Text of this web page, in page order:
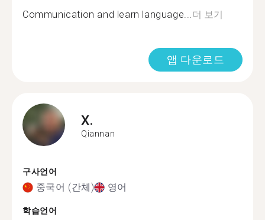
Communication and learn language... 더 보기
앱 다운로드
X.
Qiannan
구사언어
중국어 (간체) 영어
학습언어